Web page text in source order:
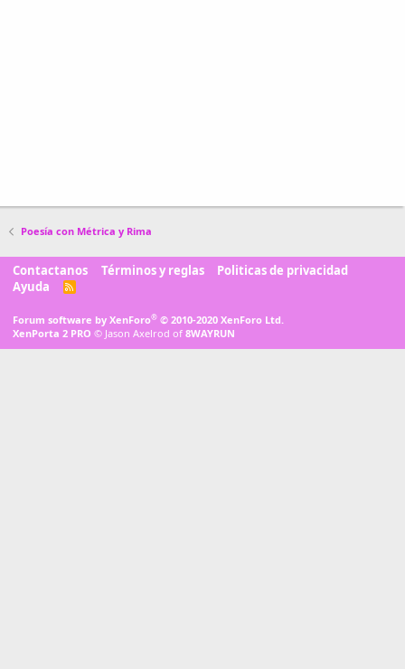
Poesía con Métrica y Rima
Contactanos Términos y reglas
Politicas de privacidad
Ayuda
R
Forum software by XenForo® © 2010-2020 XenForo Ltd.
XenPorta 2 PRO © Jason Axelrod of 8WAYRUN